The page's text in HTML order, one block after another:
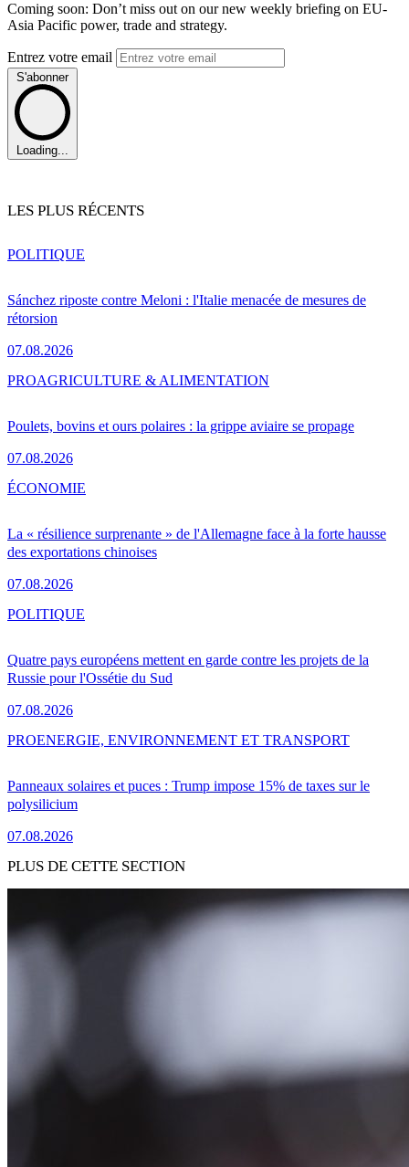
Coming soon: Don’t miss out on our new weekly briefing on EU-
Asia Pacific power, trade and strategy.
Entrez votre email
S'abonner
Loading...
LES PLUS RÉCENTS
Sánchez riposte contre Meloni : l'Italie menacée de mesures de
rétorsion
07.08.2026
POLITIQUE
Poulets, bovins et ours polaires : la grippe aviaire se propage
07.08.2026
PROAGRICULTURE & ALIMENTATION
La « résilience surprenante » de l'Allemagne face à la forte hausse
des exportations chinoises
07.08.2026
ÉCONOMIE
Quatre pays européens mettent en garde contre les projets de la
Russie pour l'Ossétie du Sud
07.08.2026
POLITIQUE
Panneaux solaires et puces : Trump impose 15% de taxes sur le
polysilicium
07.08.2026
PROENERGIE, ENVIRONNEMENT ET TRANSPORT
PLUS DE CETTE SECTION